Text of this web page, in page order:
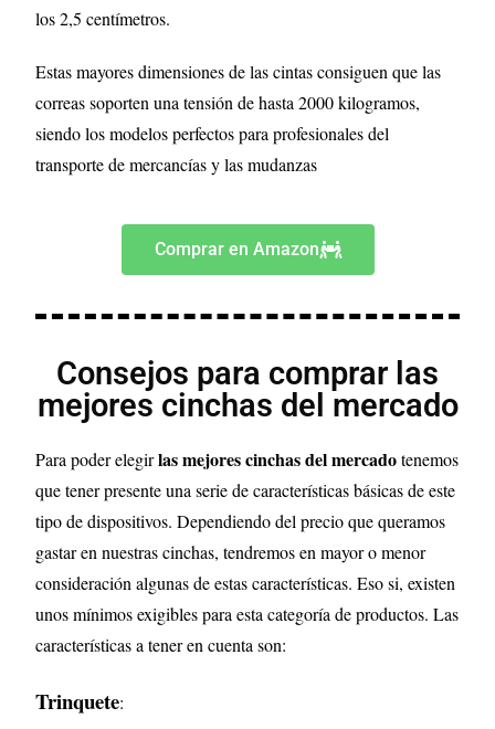
los 2,5 centímetros.
Estas mayores dimensiones de las cintas consiguen que las
correas soporten una tensión de hasta 2000 kilogramos,
siendo los modelos perfectos para profesionales del
transporte de mercancías y las mudanzas
Comprar en Amazon
Consejos para comprar las
mejores cinchas del mercado
Para poder elegirlas mejores cinchas del mercadotenemos
que tener presente una serie de características básicas de este
tipo de dispositivos. Dependiendo del precio que queramos
gastar en nuestras cinchas, tendremos en mayor o menor
consideración algunas de estas características. Eso si, existen
unos mínimos exigibles para esta categoría de productos. Las
características a tener en cuenta son:
Trinquete: